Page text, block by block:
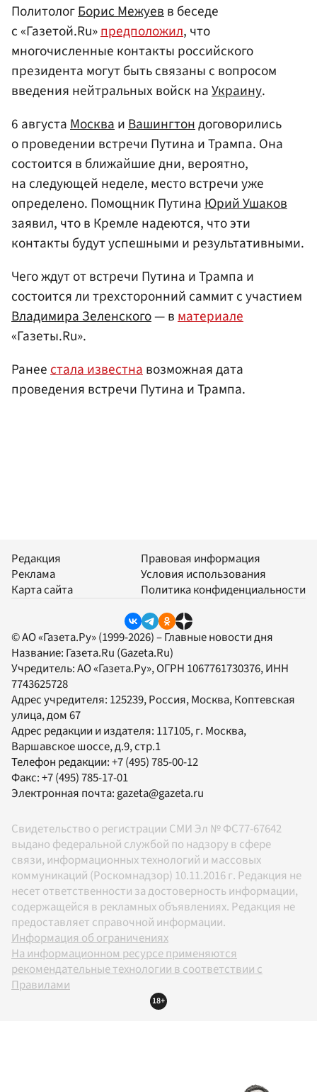
ПолитологБорис Межуев в беседе
с «Газетой.Ru»предположил, что
многочисленные контакты российского
президента могут быть связаны с вопросом
введения нейтральных войск наУкраину.
6 августаМоскваиВашингтондоговорились
о проведении встречи Путина и Трампа. Она
состоится в ближайшие дни, вероятно,
на следующей неделе, место встречи уже
определено. Помощник ПутинаЮрий Ушаков
заявил, что в Кремле надеются, что эти
контакты будут успешными и результативными.
Чего ждут от встречи Путина и Трампа и
состоится ли трехсторонний саммит с участием
Владимира Зеленского— вматериале
«Газеты.Ru».
Ранеестала известнавозможная дата
проведения встречи Путина и Трампа.
Редакция
Реклама
Карта сайта
Правовая информация
Условия использования
Политика конфиденциальности
© АО «Газета.Ру» (1999-2026) – Главные новости дня
Название: Газета.Ru (Gazeta.Ru)
Учредитель:АО «Газета.Ру», ОГРН 1067761730376, ИНН
7743625728
Адрес учредителя: 125239, Россия, Москва, Коптевская
улица, дом 67
Адрес редакции и издателя: 117105, г. Москва,
Варшавское шоссе, д.9, стр.1
Телефон редакции:+7 (495) 785-00-12
Факс:+7 (495) 785-17-01
Электронная почта: gazeta@gazeta.ru
Свидетельство о регистрации СМИ Эл № ФС77-67642
выдано федеральной службой по надзору в сфере
связи, информационных технологий и массовых
коммуникаций (Роскомнадзор) 10.11.2016 г. Редакция не
несет ответственности за достоверность информации,
содержащейся в рекламных объявлениях. Редакция не
предоставляет справочной информации.
Информация об ограничениях
На информационном ресурсе применяются
рекомендательные технологии в соответствии с
Правилами
18+